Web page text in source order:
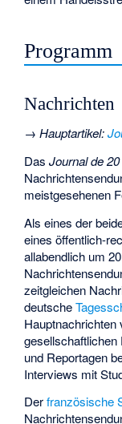
Programm
Nachrichten
→Hauptartikel:
DasJournal de
meistgesehenen
Als eines der
eines öffentlich-
allabendlich um
zeitgleichen
deutsche
Hauptnachrichten
und Reportagen
Interviews mit
Derfranzösische